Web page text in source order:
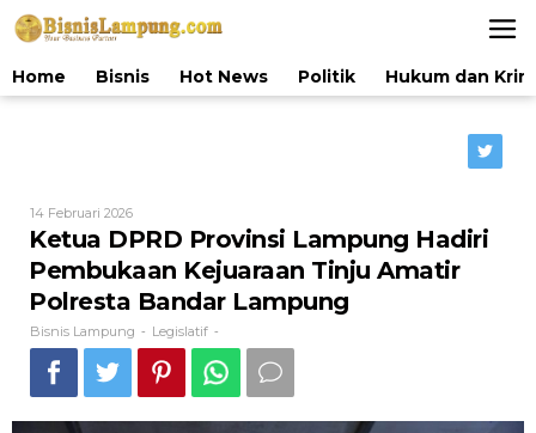
Lewati
ke
Home
Bisnis Hot News Politik Hukum dan
14 Februari 2026Oleh
Bisnis
Lampung
Ketua DPRD Provinsi Lampung Hadiri
Pembukaan Kejuaraan Tinju Amatir
Polresta Bandar Lampung
Bisnis Lampung - Legislatif -